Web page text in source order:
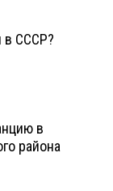
в СССР?
в
района